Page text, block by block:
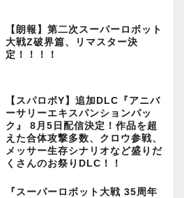
【朗報】第二次スーパーロボット
大戦Z破界篇、リマスター決
定！！！！
【スパロボY】追加DLC『アニバ
ーサリーエキスパンションパッ
ク』 8月5日配信決定！作品を超
えた合体攻撃多数、クロウ参戦、
メッサー生存シナリオなど盛りだ
くさんのお祭りDLC！！
『スーパーロボット大戦 35周年